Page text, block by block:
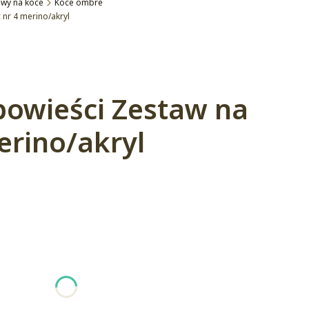
na koce
Koce ombre
4 merino/akryl
Zestaw na
akryl